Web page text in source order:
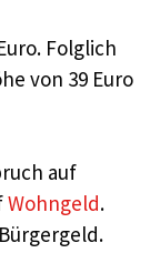
Folglich
von 39 Euro
auf
Wohngeld.